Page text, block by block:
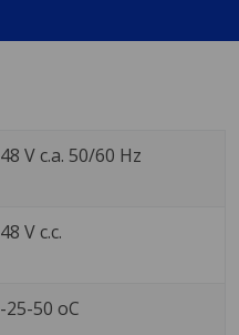
48 V c.a. 50/60 Hz
48 V c.c.
-25-50 oC